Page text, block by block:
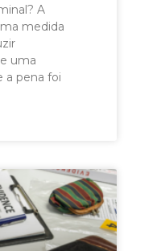
A
medida
uma
a pena foi